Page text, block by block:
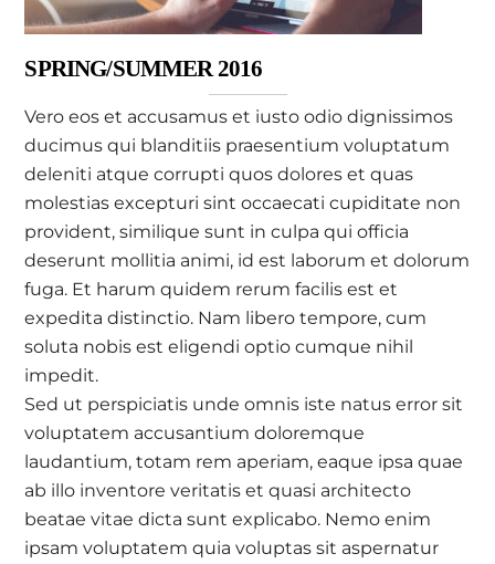
SPRING/SUMMER 2016
Vero eos et accusamus et iusto odio dignissimos
ducimus qui blanditiis praesentium voluptatum
deleniti atque corrupti quos dolores et quas
molestias excepturi sint occaecati cupiditate non
provident, similique sunt in culpa qui officia
deserunt mollitia animi, id est laborum et dolorum
fuga. Et harum quidem rerum facilis est et
expedita distinctio. Nam libero tempore, cum
soluta nobis est eligendi optio cumque nihil
impedit.
Sed ut perspiciatis unde omnis iste natus error sit
voluptatem accusantium doloremque
laudantium, totam rem aperiam, eaque ipsa quae
ab illo inventore veritatis et quasi architecto
beatae vitae dicta sunt explicabo. Nemo enim
ipsam voluptatem quia voluptas sit aspernatur